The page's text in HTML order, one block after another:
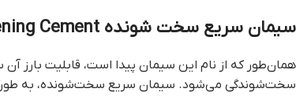
سیمان سریع سخت شونده Extra Rapid Hardening Cement:
همان‌طور که از نام این سیمان پیدا است، قابلیت
سخت‌شوندگی می‌شود. سیمان سریع سخت‌شونده، به طورگسترده در